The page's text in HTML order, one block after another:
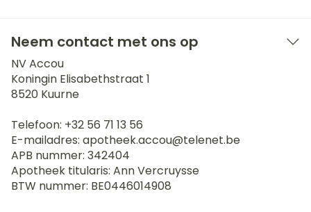
Neem contact met ons op
NV Accou
Koningin Elisabethstraat 1
8520 Kuurne
Telefoon: +32 56 71 13 56
E-mailadres: apotheek.accou@telenet.be
APB nummer: 342404
Apotheek titularis: Ann Vercruysse
BTW nummer: BE0446014908